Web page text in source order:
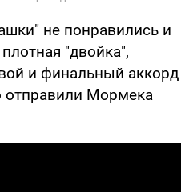
не понравились и
"двойка",
и финальный аккорд
отправили Мормека